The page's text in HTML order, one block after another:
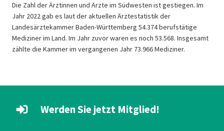
Die Zahl der Ärztinnen und Ärzte im Südwesten ist gestiegen. Im
Jahr 2022 gab es laut der aktuellen Ärztestatistik der
Landesärztekammer Baden-Württemberg 54.374 berufstätige
Mediziner im Land. Im Jahr zuvor waren es noch 53.568. Insgesamt
zählte die Kammer im vergangenen Jahr 73.966 Mediziner.
Werden Sie jetzt Mitglied!